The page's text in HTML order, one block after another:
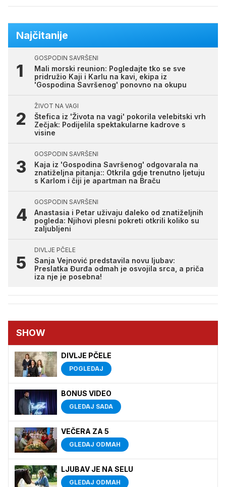
Najčitanije
GOSPODIN SAVRŠENI
Mali morski reunion: Pogledajte tko se sve
pridružio Kaji i Karlu na kavi, ekipa iz
'Gospodina Savršenog' ponovno na okupu
ŽIVOT NA VAGI
Štefica iz 'Života na vagi' pokorila velebitski vrh
Zečjak: Podijelila spektakularne kadrove s
visine
GOSPODIN SAVRŠENI
Kaja iz 'Gospodina Savršenog' odgovarala na
znatiželjna pitanja:: Otkrila gdje trenutno ljetuju
s Karlom i čiji je apartman na Braču
GOSPODIN SAVRŠENI
Anastasia i Petar uživaju daleko od znatiželjnih
pogleda: Njihovi plesni pokreti otkrili koliko su
zaljubljeni
DIVLJE PČELE
Sanja Vejnović predstavila novu ljubav:
Preslatka Đurđa odmah je osvojila srca, a priča
iza nje je posebna!
SHOW
DIVLJE PČELE
POGLEDAJ
BONUS VIDEO
GLEDAJ SADA
VEČERA ZA 5
GLEDAJ ODMAH
LJUBAV JE NA SELU
GLEDAJ ODMAH